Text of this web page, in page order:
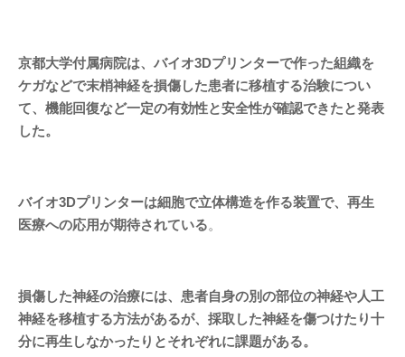
京都大学付属病院は、バイオ3Dプリンターで作った組織を
ケガなどで末梢神経を損傷した患者に移植する治験につい
て、機能回復など一定の有効性と安全性が確認できたと発表
した。
バイオ3Dプリンターは細胞で立体構造を作る装置で、再生
医療への応用が期待されている。
損傷した神経の治療には、患者自身の別の部位の神経や人工
神経を移植する方法があるが、採取した神経を傷つけたり十
分に再生しなかったりとそれぞれに課題がある。